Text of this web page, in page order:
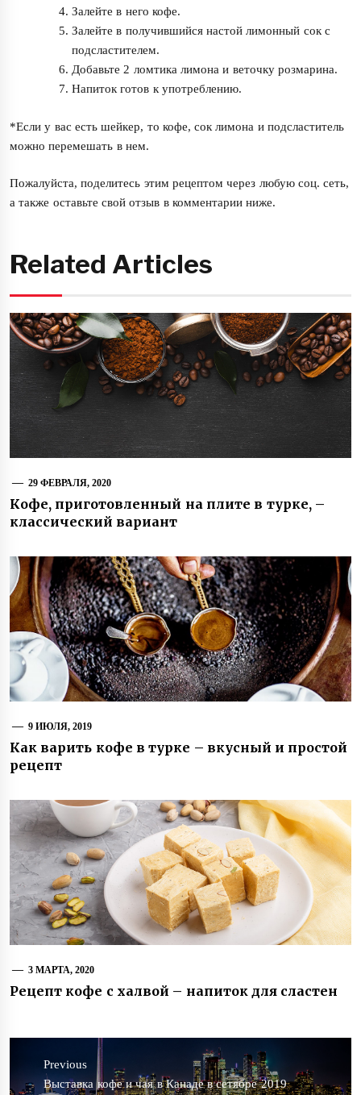
Залейте в него кофе.
Залейте в получившийся настой лимонный сок с
подсластителем.
Добавьте 2 ломтика лимона и веточку розмарина.
Напиток готов к употреблению.
*Если у вас есть шейкер, то кофе, сок лимона и подсластитель
можно перемешать в нем.
Пожалуйста, поделитесь этим рецептом через любую соц. сеть,
а также оставьте свой отзыв в комментарии ниже.
Related Articles
29 ФЕВРАЛЯ, 2020
Кофе, приготовленный на плите в турке, –
классический вариант
9 ИЮЛЯ, 2019
Как варить кофе в турке – вкусный и простой
рецепт
3 МАРТА, 2020
Рецепт кофе с халвой – напиток для сластен
Навигация
записям
Previous
Previous
Выставка кофе и чая в Канаде в сетябре 2019